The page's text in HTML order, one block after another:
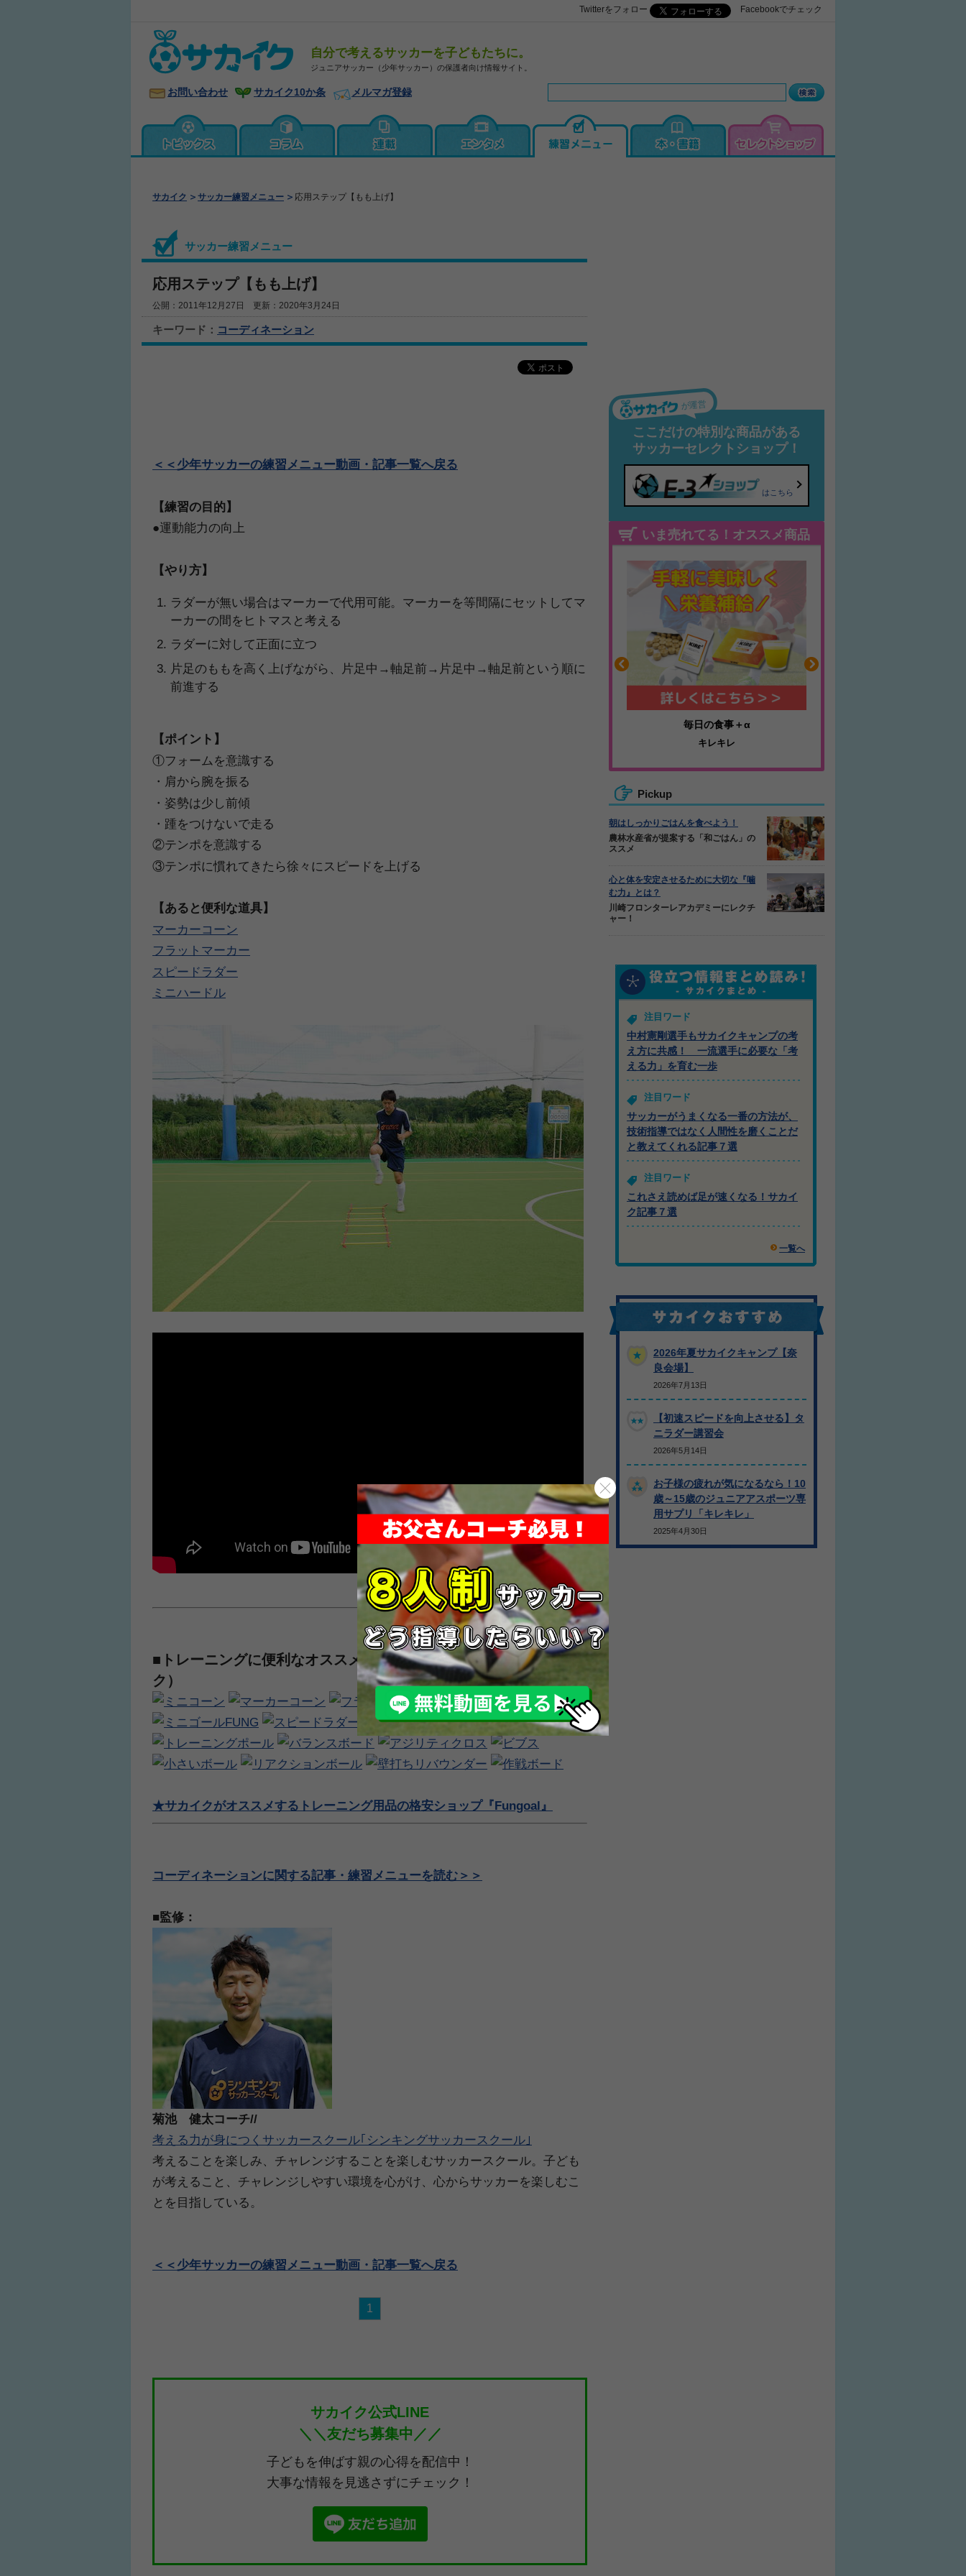
Twitterをフォロー Facebookでチェック
自分で考えるサッカーを子どもたちに。
ジュニアサッカー（少年サッカー）の保護者向け情報サイト。
お問い合わせ サカイク10か条 メルマガ登録
サカイク サッカー練習メニュー 応用ステップ【もも上げ】
サッカー練習メニュー
応用ステップ【もも上げ】
公開：2011年12月27日 更新：2020年3月24日
キーワード： コーディネーション
＜＜少年サッカーの練習メニュー動画・記事一覧へ戻る
【練習の目的】
●運動能力の向上
【やり方】
ラダーが無い場合はマーカーで代用可能。マーカーを等間隔にセットしてマ
ーカーの間をヒトマスと考える
ラダーに対して正面に立つ
片足のももを高く上げながら、片足中→軸足前→片足中→軸足前という順に
前進する
【ポイント】
①フォームを意識する
・肩から腕を振る
・姿勢は少し前傾
・踵をつけないで走る
②テンポを意識する
③テンポに慣れてきたら徐々にスピードを上げる
【あると便利な道具】
マーカーコーン
フラットマーカー
スピードラダー
ミニハードル
■トレーニングに便利なオススメグッズを紹介！（※画像をクリッ
ク）
★サカイクがオススメするトレーニング用品の格安ショップ『Fungoal』
コーディネーションに関する記事・練習メニューを読む＞＞
■監修：
菊池 健太コーチ//
考える力が身につくサッカースクール｢シンキングサッカースクール｣
考えることを楽しみ、チャレンジすることを楽しむサッカースクール。子ども
が考えること、チャレンジしやすい環境を心がけ、心からサッカーを楽しむこ
とを目指している。
＜＜少年サッカーの練習メニュー動画・記事一覧へ戻る
1
サカイク公式LINE
＼＼友だち募集中／／
子どもを伸ばす親の心得を配信中！
大事な情報を見逃さずにチェック！
が運営
ここだけの特別な商品がある
サッカーセレクトショップ！
はこちら
いま売れてる！オススメ商品
耐久性抜群のミニゴール
アルファゴール
Pickup
朝はしっかりごはんを食べよう！
農林水産省が提案する「和ごはん」の
ススメ
心と体を安定させるために大切な『噛
む力』とは？
川崎フロンターレアカデミーにレクチ
ャー！
注目ワード
中村憲剛選手もサカイクキャンプの考
え方に共感！ 一流選手に必要な「考
える力」を育む一歩
注目ワード
サッカーがうまくなる一番の方法が、
技術指導ではなく人間性を磨くことだ
と教えてくれる記事７選
注目ワード
これさえ読めば足が速くなる！サカイ
ク記事７選
一覧へ
2026年夏サカイクキャンプ【奈
良会場】
2026年7月13日
【初速スピードを向上させる】タ
ニラダー講習会
2026年5月14日
お子様の疲れが気になるなら！10
歳～15歳のジュニアアスポーツ専
用サプリ「キレキレ」
2025年4月30日